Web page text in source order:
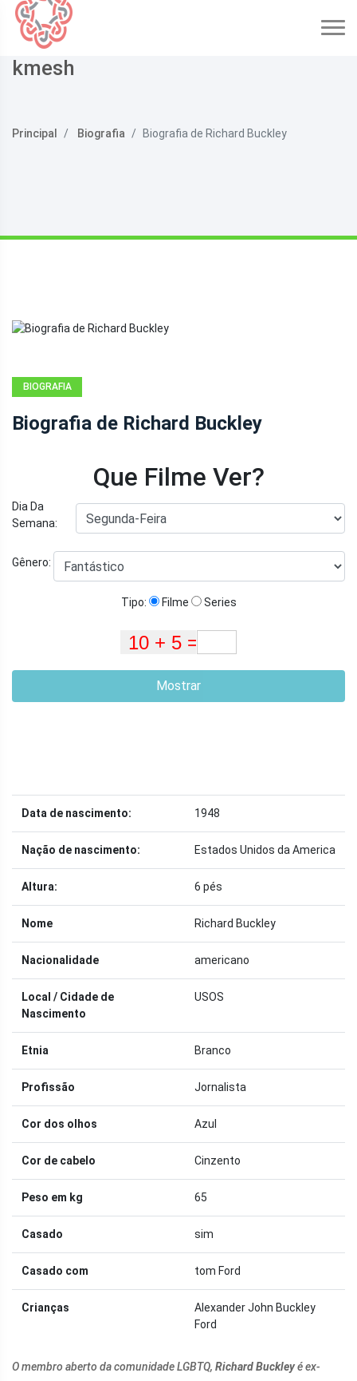
kmesh
Principal Biografia Biografia de Richard Buckley
BIOGRAFIA
Biografia de Richard Buckley
Que Filme Ver?
Dia Da
Semana:
Gênero:
Tipo: Filme Series
Mostrar
Data de nascimento: 1948
Nação de nascimento: Estados Unidos da America
Altura: 6 pés
Nome Richard Buckley
Nacionalidade americano
Local / Cidade de
Nascimento
USOS
Etnia Branco
Profissão Jornalista
Cor dos olhos Azul
Cor de cabelo Cinzento
Peso em kg 65
Casado sim
Casado com tom Ford
Crianças
Alexander John Buckley
Ford
O membro aberto da comunidade LGBTQ, Richard Buckleyé ex-